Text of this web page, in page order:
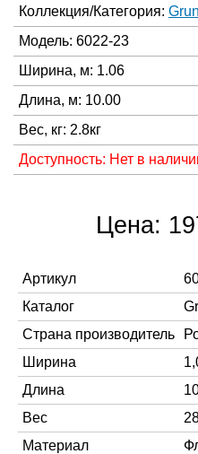
Коллекция/Категория:
Модель: 6022-23
Ширина, м: 1.06
Длина, м: 10.00
Вес, кг: 2.8кг
Доступность: Нет в
Цена:
Артикул
Каталог
Страна производитель
Ширина
Длина
Вес
Материал